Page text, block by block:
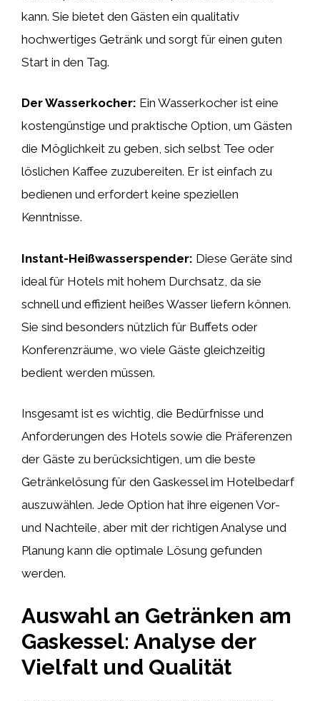
kann. Sie bietet den Gästen ein qualitativ
hochwertiges Getränk und sorgt für einen guten
Start in den Tag.
Der Wasserkocher: Ein Wasserkocher ist eine
kostengünstige und praktische Option, um Gästen
die Möglichkeit zu geben, sich selbst Tee oder
löslichen Kaffee zuzubereiten. Er ist einfach zu
bedienen und erfordert keine speziellen
Kenntnisse.
Instant-Heißwasserspender: Diese Geräte sind
ideal für Hotels mit hohem Durchsatz, da sie
schnell und effizient heißes Wasser liefern können.
Sie sind besonders nützlich für Buffets oder
Konferenzräume, wo viele Gäste gleichzeitig
bedient werden müssen.
Insgesamt ist es wichtig, die Bedürfnisse und
Anforderungen des Hotels sowie die Präferenzen
der Gäste zu berücksichtigen, um die beste
Getränkelösung für den Gaskessel im Hotelbedarf
auszuwählen. Jede Option hat ihre eigenen Vor-
und Nachteile, aber mit der richtigen Analyse und
Planung kann die optimale Lösung gefunden
werden.
Auswahl an Getränken am
Gaskessel: Analyse der
Vielfalt und Qualität